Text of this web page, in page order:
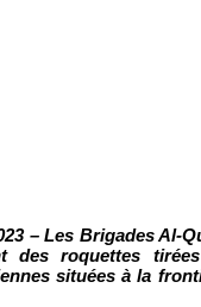
– Les Brigades Al-
des roquettes
situées à la